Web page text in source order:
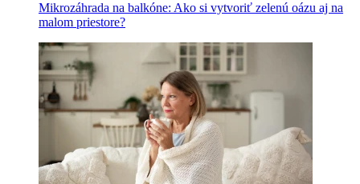
Mikrozáhrada na balkóne: Ako si vytvoriť zelenú oázu aj na
malom priestore?